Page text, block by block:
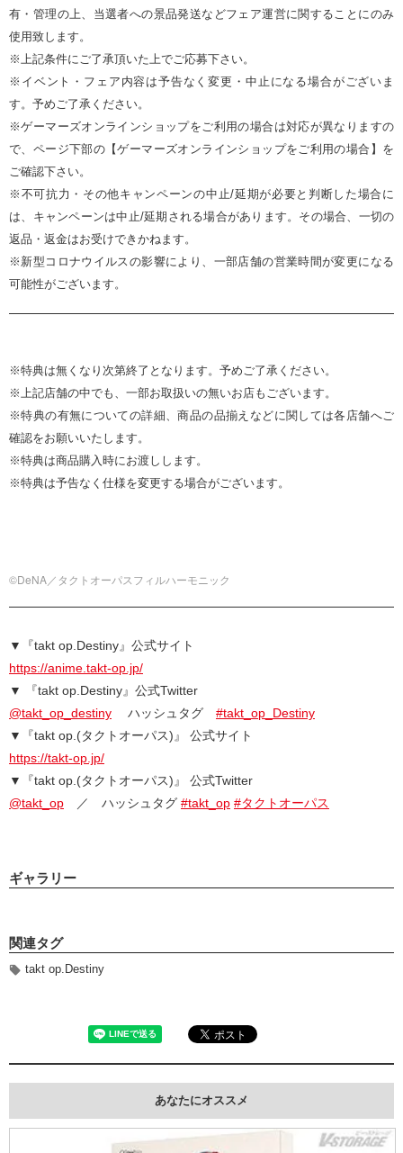
有・管理の上、当選者への景品発送などフェア運営に関することにのみ
使用致します。
※上記条件にご了承頂いた上でご応募下さい。
※イベント・フェア内容は予告なく変更・中止になる場合がございま
す。予めご了承ください。
※ゲーマーズオンラインショップをご利用の場合は対応が異なりますの
で、ページ下部の【ゲーマーズオンラインショップをご利用の場合】を
ご確認下さい。
※不可抗力・その他キャンペーンの中止/延期が必要と判断した場合に
は、キャンペーンは中止/延期される場合があります。その場合、一切の
返品・返金はお受けできかねます。
※新型コロナウイルスの影響により、一部店舗の営業時間が変更になる
可能性がございます。
※特典は無くなり次第終了となります。予めご了承ください。
※上記店舗の中でも、一部お取扱いの無いお店もございます。
※特典の有無についての詳細、商品の品揃えなどに関しては各店舗へご
確認をお願いいたします。
※特典は商品購入時にお渡しします。
※特典は予告なく仕様を変更する場合がございます。
©DeNA／タクトオーパスフィルハーモニック
▼『takt op.Destiny』公式サイト
https://anime.takt-op.jp/
▼ 『takt op.Destiny』公式Twitter
@takt_op_destiny ハッシュタグ #takt_op_Destiny
▼『takt op.(タクトオーパス)』 公式サイト
https://takt-op.jp/
▼『takt op.(タクトオーパス)』 公式Twitter
@takt_op ／ ハッシュタグ #takt_op #タクトオーパス
ギャラリー
関連タグ
takt op.Destiny
あなたにオススメ